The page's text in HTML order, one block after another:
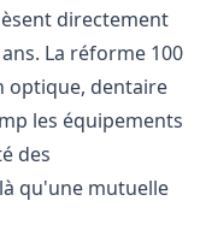
directement
La réforme 100
optique, dentaire
les équipements
des
qu'une mutuelle